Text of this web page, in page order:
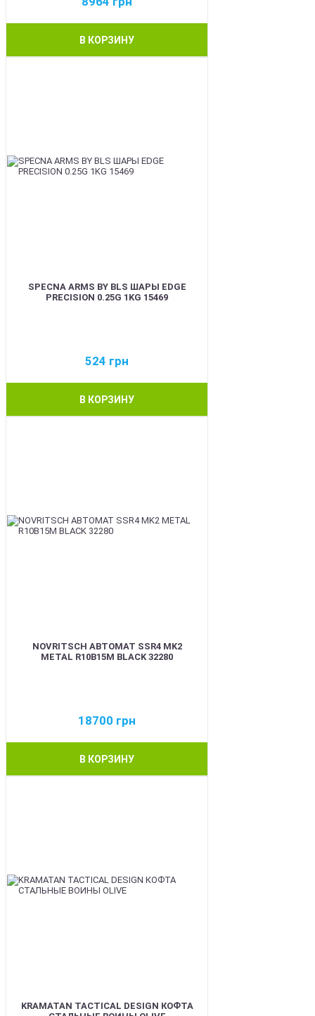
В КОРЗИНУ
SPECNA ARMS BY BLS ШАРЫ EDGE
PRECISION 0.25G 1KG 15469
524 грн
В КОРЗИНУ
NOVRITSCH АВТОМАТ SSR4 MK2
METAL R10B15M BLACK 32280
18700 грн
В КОРЗИНУ
KRAMATAN TACTICAL DESIGN КОФТА